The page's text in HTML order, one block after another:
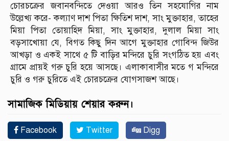
চোরচক্রের জবানবন্দিতে দেওয়া আরও তিন সহযোগির নাম
উল্লেখ্য করে- কল্যাণ দাশ পিতা ক্ষিতিশ দাশ, সাং মুক্তাহার, তাহের
মিয়া পিতা তোয়াহিদ মিয়া, সাং মুক্তাহার, দুলাল মিয়া সাং
বড়সাখোয়া যে, বিগত কিছু দিন আগে মুক্তাহার গোবিন্দ জিউর
আখড়া ও একই সাথে ৫ টি বাড়ির মন্দিরে চুরি সংগঠিত হয় এবং
গ্রামে প্রায়ই গরু চুরি হয়ে আসছে। এলাকাবাসীর মতে গ মন্দিরে
চুরি ও গরু চুরিতে এই চোরচক্রের যোগসাজশ আছে।
সামাজিক মিডিয়ায় শেয়ার করুন।
Facebook Twitter Digg